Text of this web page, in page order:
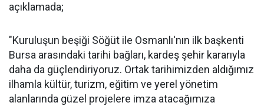
açıklamada;
"Kuruluşun beşiği Söğüt ile Osmanlı'nın ilk başkenti
Bursa arasındaki tarihi bağları, kardeş şehir kararıyla
daha da güçlendiriyoruz. Ortak tarihimizden aldığımız
ilhamla kültür, turizm, eğitim ve yerel yönetim
alanlarında güzel projelere imza atacağımıza